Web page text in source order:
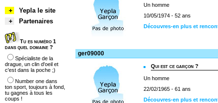
Un homme
10/05/1974 - 52 ans
Découvres-en plus et
ger09000
Qui est ce garçon ?
Un homme
22/02/1965 - 61 ans
Découvres-en plus et
+
Yepla le site
+
Partenaires
Tu es numéro 1
dans quel domaine ?
Spécialiste de la
drague, un clin d'oeil et
c'est dans la poche ;)
Number one dans
ton sport, toujours à fond,
tu gagnes à tous les
coups !